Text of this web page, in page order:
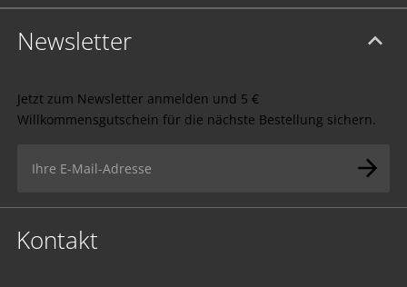
Newsletter
Jetzt zum Newsletter anmelden und 5 €
Willkommensgutschein für die nächste Bestellung sichern.
Kontakt